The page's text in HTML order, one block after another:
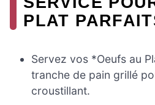
PLAT
Servez vos *Oeufs au
tranche de pain grillé
croustillant.